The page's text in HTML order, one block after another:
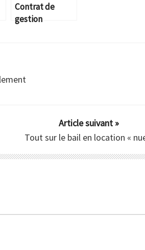
Contrat de
gestion
Article suivant »
Tout sur le bail en location «